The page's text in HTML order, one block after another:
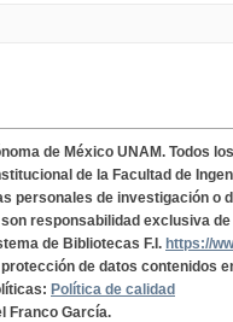
de México UNAM. Todos
de la Facultad de
personales de investigación o
responsabilidad exclusiva
de Bibliotecas F.I. https://
de datos contenidos
Política de calidad
Franco García.